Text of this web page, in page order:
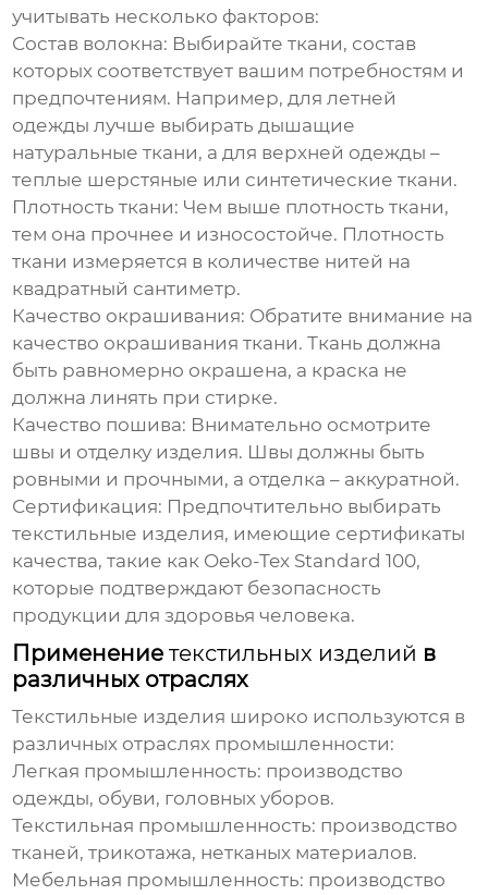
учитывать несколько факторов:
Состав волокна: Выбирайте ткани, состав
которых соответствует вашим потребностям и
предпочтениям. Например, для летней
одежды лучше выбирать дышащие
натуральные ткани, а для верхней одежды –
теплые шерстяные или синтетические ткани.
Плотность ткани: Чем выше плотность ткани,
тем она прочнее и износостойче. Плотность
ткани измеряется в количестве нитей на
квадратный сантиметр.
Качество окрашивания: Обратите внимание на
качество окрашивания ткани. Ткань должна
быть равномерно окрашена, а краска не
должна линять при стирке.
Качество пошива: Внимательно осмотрите
швы и отделку изделия. Швы должны быть
ровными и прочными, а отделка – аккуратной.
Сертификация: Предпочтительно выбирать
текстильные изделия, имеющие сертификаты
качества, такие как Oeko-Tex Standard 100,
которые подтверждают безопасность
продукции для здоровья человека.
Применениетекстильных изделий в
различных отраслях
Текстильные изделия широко используются в
различных отраслях промышленности:
Легкая промышленность: производство
одежды, обуви, головных уборов.
Текстильная промышленность: производство
тканей, трикотажа, нетканых материалов.
Мебельная промышленность: производство